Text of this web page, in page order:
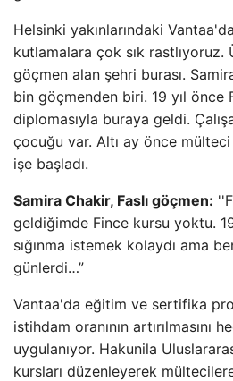
Helsinki yakınlarındaki
kutlamalara çok sık rastlıyoruz.
göçmen alan şehri burası.
bin göçmenden biri. 19 yıl önce
diplomasıyla buraya geldi.
çocuğu var. Altı ay önce
işe başladı.
Samira Chakir, Faslı göçmen:
geldiğimde Fince kursu yoktu.
sığınma istemek kolaydı ama
günlerdi…”
Vantaa'da eğitim ve sertifika
istihdam oranının artırılmasını
uygulanıyor. Hakunila
kursları düzenleyerek